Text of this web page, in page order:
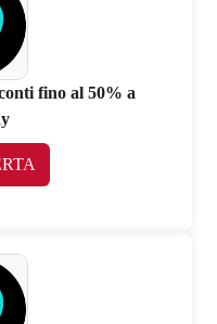
fino al 50% a